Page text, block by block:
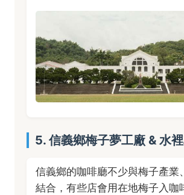
5. 信義鄉梅子夢工廠 & 水
信義鄉的咖啡廳不少與梅子產業
結合，有些店會用在地梅子入咖